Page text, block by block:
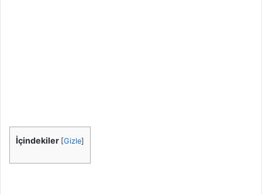
İçindekiler [Gizle]